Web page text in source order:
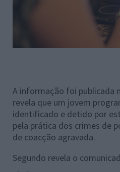
A informação foi publicada
revela que um jovem
identificado e detido por
pela prática dos crimes de
de coacção agravada.
Segundo revela o